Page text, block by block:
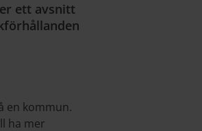
ett avsnitt
en kommun.
ha mer